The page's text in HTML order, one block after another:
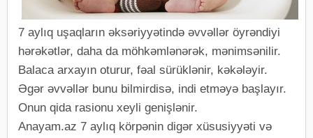
7 aylıq uşaqların əksəriyyətində əvvəllər öyrəndiyi
hərəkətlər, daha da möhkəmlənərək, mənimsənilir.
Balaca arxayın oturur, fəal sürüklənir, kəkələyir.
Əgər əvvəllər bunu bilmirdisə, indi etməyə başlayır.
Onun qida rasionu xeyli genişlənir.
Anayam.az 7 aylıq körpənin digər xüsusiyyəti və